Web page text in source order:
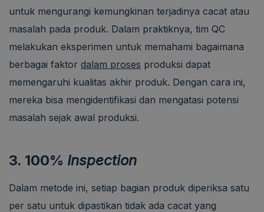
untuk mengurangi kemungkinan terjadinya cacat atau
masalah pada produk. Dalam praktiknya, tim QC
melakukan eksperimen untuk memahami bagaimana
berbagai faktor dalam proses produksi dapat
memengaruhi kualitas akhir produk. Dengan cara ini,
mereka bisa mengidentifikasi dan mengatasi potensi
masalah sejak awal produksi.
3. 100% Inspection
Dalam metode ini, setiap bagian produk diperiksa satu
per satu untuk dipastikan tidak ada cacat yang